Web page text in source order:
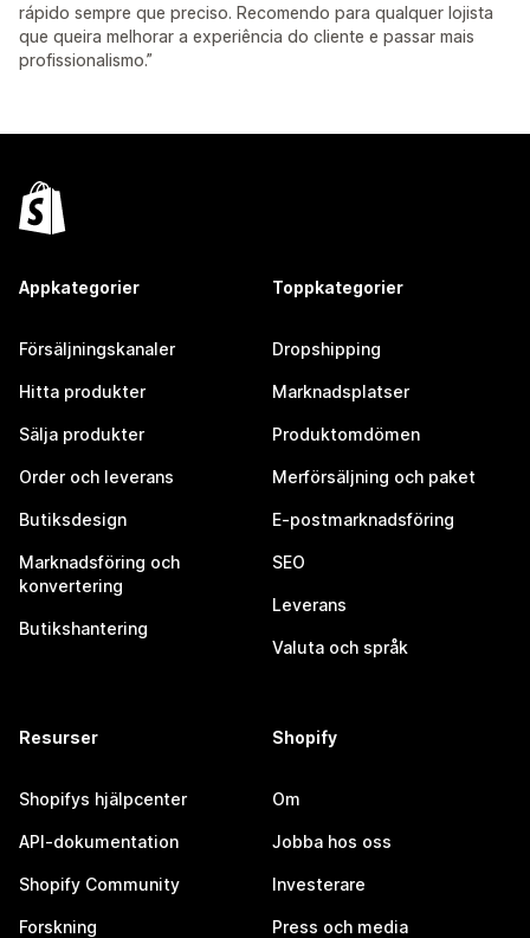
rápido sempre que preciso. Recomendo para qualquer lojista
que queira melhorar a experiência do cliente e passar mais
profissionalismo.”
Appkategorier
Försäljningskanaler
Hitta produkter
Sälja produkter
Order och leverans
Butiksdesign
Marknadsföring och
konvertering
Butikshantering
Toppkategorier
Dropshipping
Marknadsplatser
Produktomdömen
Merförsäljning och paket
E-postmarknadsföring
SEO
Leverans
Valuta och språk
Resurser
Shopifys hjälpcenter
API-dokumentation
Shopify Community
Forskning
Shopify
Om
Jobba hos oss
Investerare
Press och media